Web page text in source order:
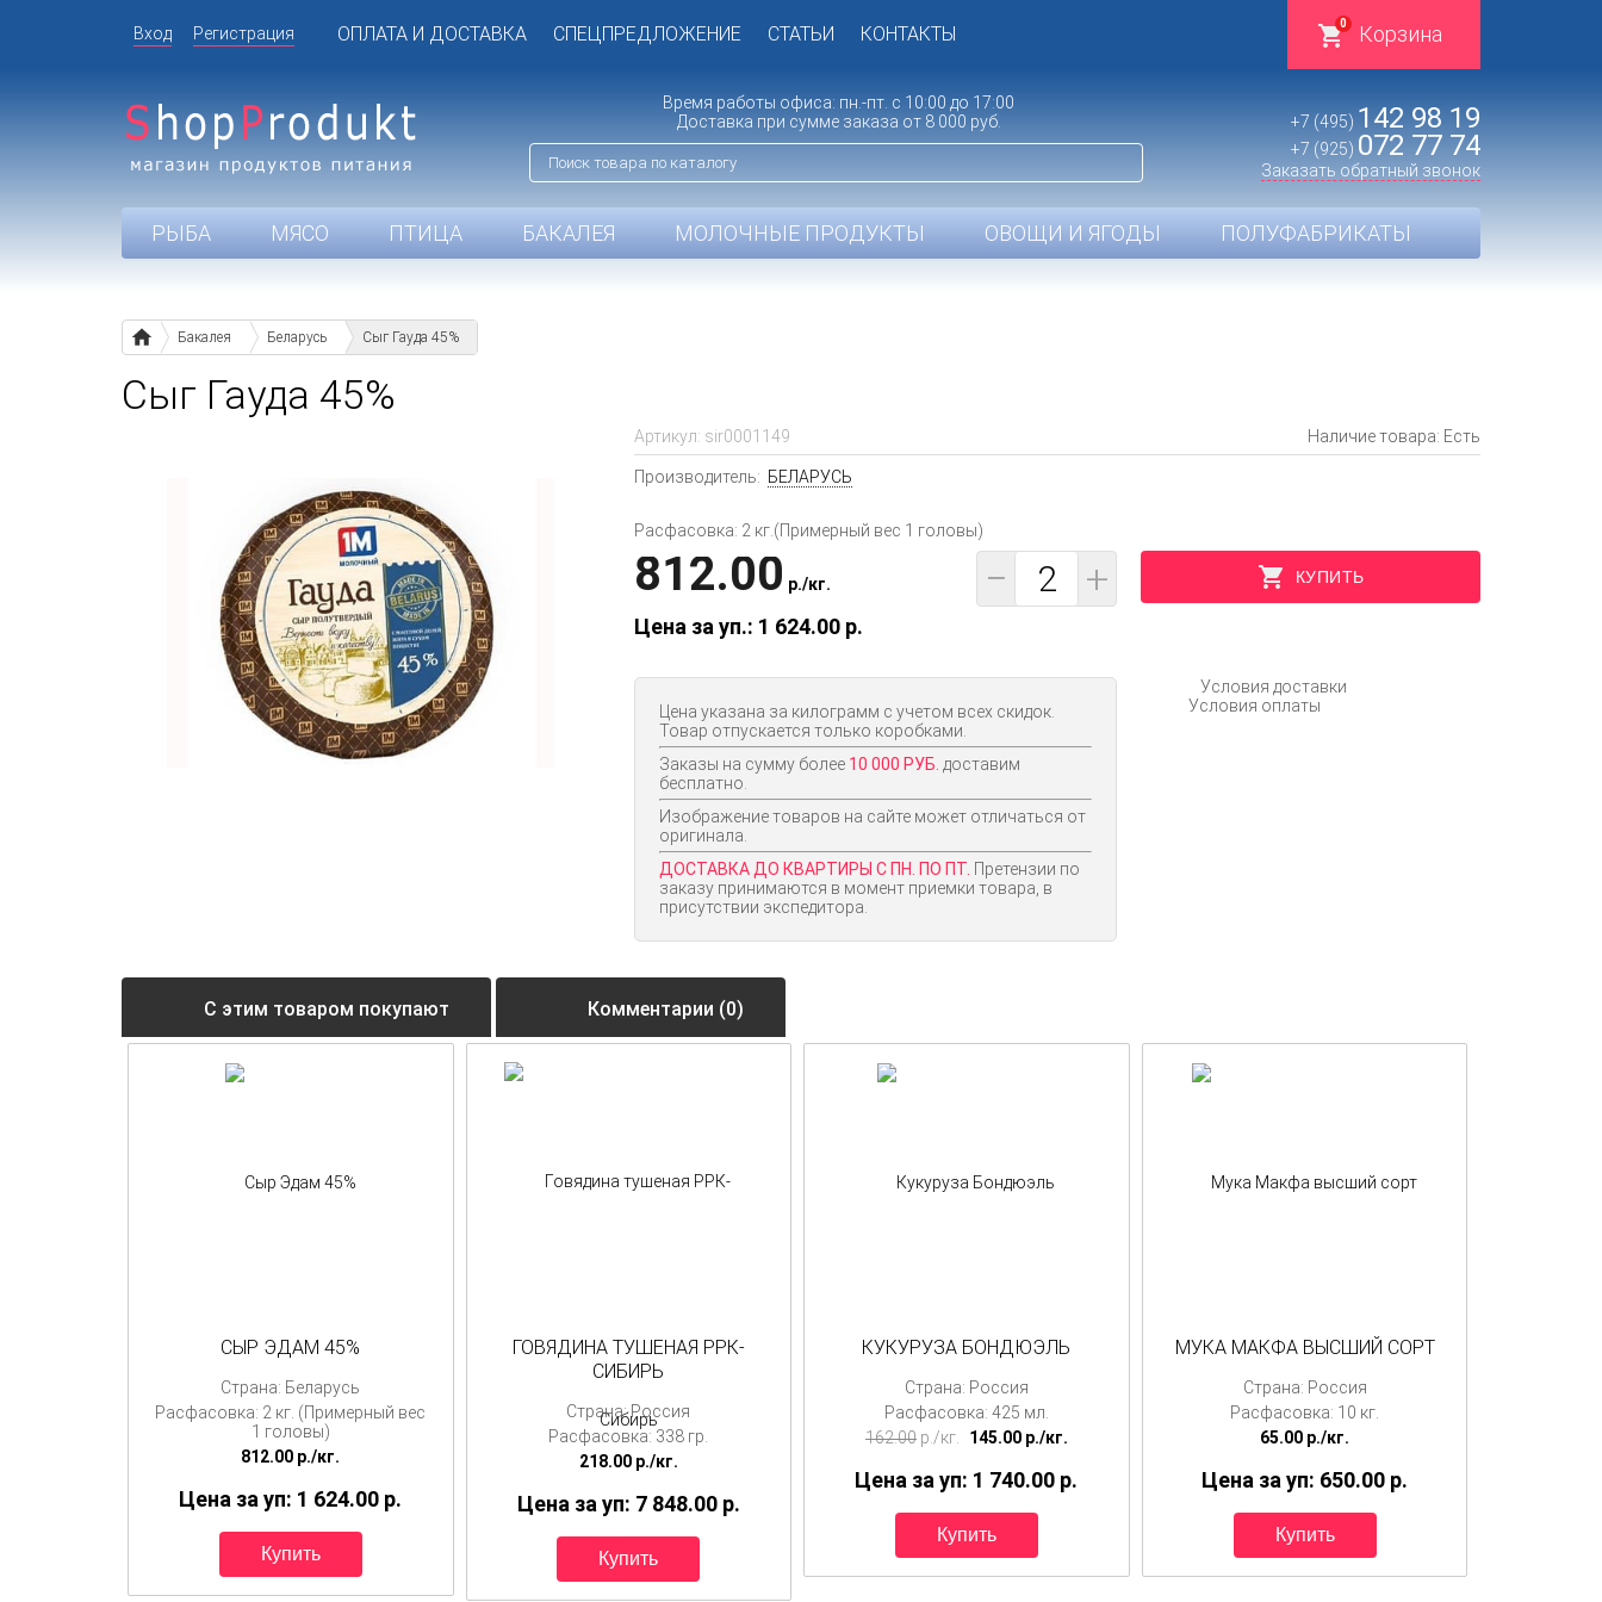
Корзина
0
Вход Регистрация ОПЛАТА И ДОСТАВКА СПЕЦПРЕДЛОЖЕНИЕ СТАТЬИ КОНТАКТЫ
+7 (495) 142 98 19
+7 (925) 072 77 74
Заказать обратный звонок
Время работы офиса: пн.-пт. с 10:00 до 17:00
Доставка при сумме заказа от 8 000 руб.
РЫБА МЯСО ПТИЦА БАКАЛЕЯ МОЛОЧНЫЕ ПРОДУКТЫ ОВОЩИ И ЯГОДЫ ПОЛУФАБРИКАТЫ
Бакалея Беларусь Сыг Гауда 45%
Сыг Гауда 45%
Артикул: sir0001149 Наличие товара: Есть
Производитель: БЕЛАРУСЬ
Расфасовка: 2 кг.(Примерный вес 1 головы)
812.00 p./кг.
Цена за уп.: 1 624.00 p.
− + КУПИТЬ
Цена указана за килограмм с учетом всех скидок.
Товар отпускается только коробками.
Заказы на сумму более 10 000 РУБ. доставим
бесплатно.
Изображение товаров на сайте может отличаться от
оригинала.
ДОСТАВКА ДО КВАРТИРЫ С ПН. ПО ПТ. Претензии по
заказу принимаются в момент приемки товара, в
присутствии экспедитора.
Условия доставки
Условия оплаты
С этим товаром покупают Комментарии (0)
СЫР ЭДАМ 45%
Страна: Беларусь
Расфасовка: 2 кг. (Примерный вес
1 головы)
812.00 p./кг.
Цена за уп: 1 624.00 p.
ГОВЯДИНА ТУШЕНАЯ РРК-
СИБИРЬ
Страна: Россия
Расфасовка: 338 гр.
218.00 p./кг.
Цена за уп: 7 848.00 p.
КУКУРУЗА БОНДЮЭЛЬ
Страна: Россия
Расфасовка: 425 мл.
162.00p./кг. 145.00 p./кг.
Цена за уп: 1 740.00 p.
МУКА МАКФА ВЫСШИЙ СОРТ
Страна: Россия
Расфасовка: 10 кг.
65.00 p./кг.
Цена за уп: 650.00 p.